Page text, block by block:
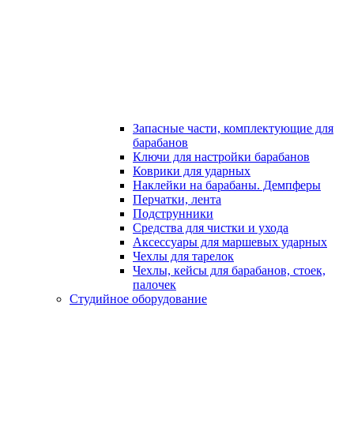
Запасные части, комплектующие для
барабанов
Ключи для настройки барабанов
Коврики для ударных
Наклейки на барабаны. Демпферы
Перчатки, лента
Подструнники
Средства для чистки и ухода
Аксессуары для маршевых ударных
Чехлы для тарелок
Чехлы, кейсы для барабанов, стоек,
палочек
Студийное оборудование